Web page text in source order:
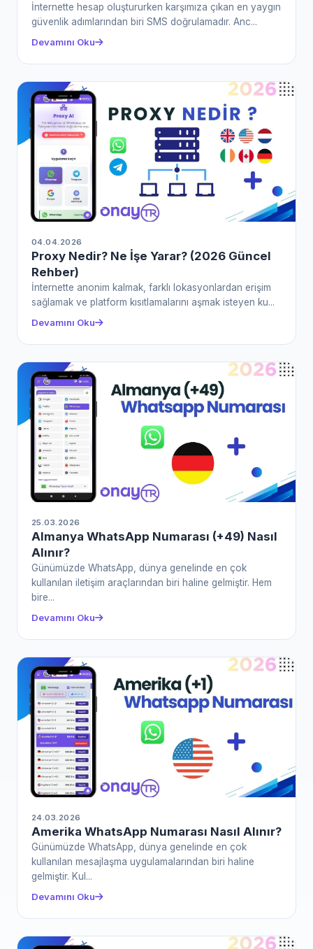
İnternette hesap oluştururken karşımıza çıkan en yaygın
güvenlik adımlarından biri SMS doğrulamadır. Anc...
Devamını Oku
04.04.2026
Proxy Nedir? Ne İşe Yarar? (2026 Güncel
Rehber)
İnternette anonim kalmak, farklı lokasyonlardan erişim
sağlamak ve platform kısıtlamalarını aşmak isteyen ku...
Devamını Oku
25.03.2026
Almanya WhatsApp Numarası (+49) Nasıl
Alınır?
Günümüzde WhatsApp, dünya genelinde en çok
kullanılan iletişim araçlarından biri haline gelmiştir. Hem
bire...
Devamını Oku
24.03.2026
Amerika WhatsApp Numarası Nasıl Alınır?
Günümüzde WhatsApp, dünya genelinde en çok
kullanılan mesajlaşma uygulamalarından biri haline
gelmiştir. Kul...
Devamını Oku